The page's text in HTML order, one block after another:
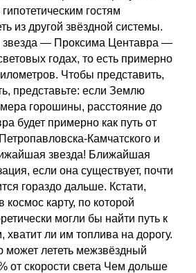
гостям
из другой звёздной системы.
— Проксима Центавра —
годах, то есть примерно
Чтобы представить,
представьте: если Землю
горошины, расстояние до
будет примерно как путь от
Камчатского и
звезда! Ближайшая
если она существует, почти
гораздо дальше. Кстати,
космос карту, по которой
могли бы найти путь к
хватит ли им топлива на дорогу.
может лететь межзвёздный
от скорости света Чем дольше